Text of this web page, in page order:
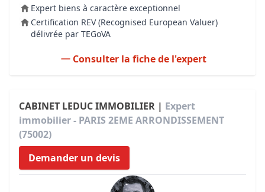
Expert biens à caractère exceptionnel
Certification REV (Recognised European Valuer)
délivrée par TEGoVA
Consulter la fiche de l'expert
CABINET LEDUC IMMOBILIER | Expert
immobilier - PARIS 2EME ARRONDISSEMENT
(75002)
Demander un devis